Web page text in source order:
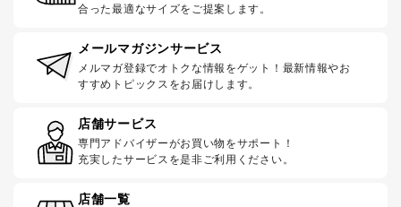
合った最適なサイズをご提案します。
メールマガジンサービス
メルマガ登録でオトクな情報をゲット！最新情報やお
すすめトピックスをお届けします。
店舗サービス
専門アドバイザーがお買い物をサポート！
充実したサービスを是非ご利用ください。
店舗一覧